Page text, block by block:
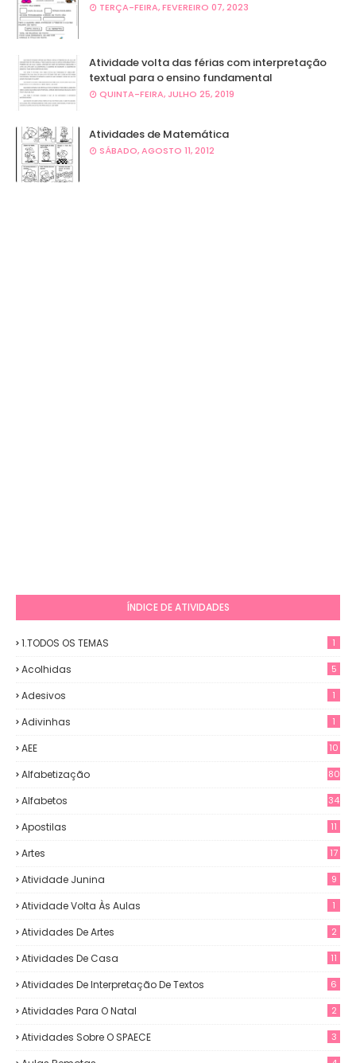
TERÇA-FEIRA, FEVEREIRO 07, 2023
Atividade volta das férias com interpretação
textual para o ensino fundamental
QUINTA-FEIRA, JULHO 25, 2019
Atividades de Matemática
SÁBADO, AGOSTO 11, 2012
ÍNDICE DE ATIVIDADES
1.TODOS OS TEMAS 1
Acolhidas 5
Adesivos 1
Adivinhas 1
AEE 10
Alfabetização 80
Alfabetos 34
Apostilas 11
Artes 17
Atividade Junina 9
Atividade Volta Às Aulas 1
Atividades De Artes 2
Atividades De Casa 11
Atividades De Interpretação De Textos 6
Atividades Para O Natal 2
Atividades Sobre O SPAECE 3